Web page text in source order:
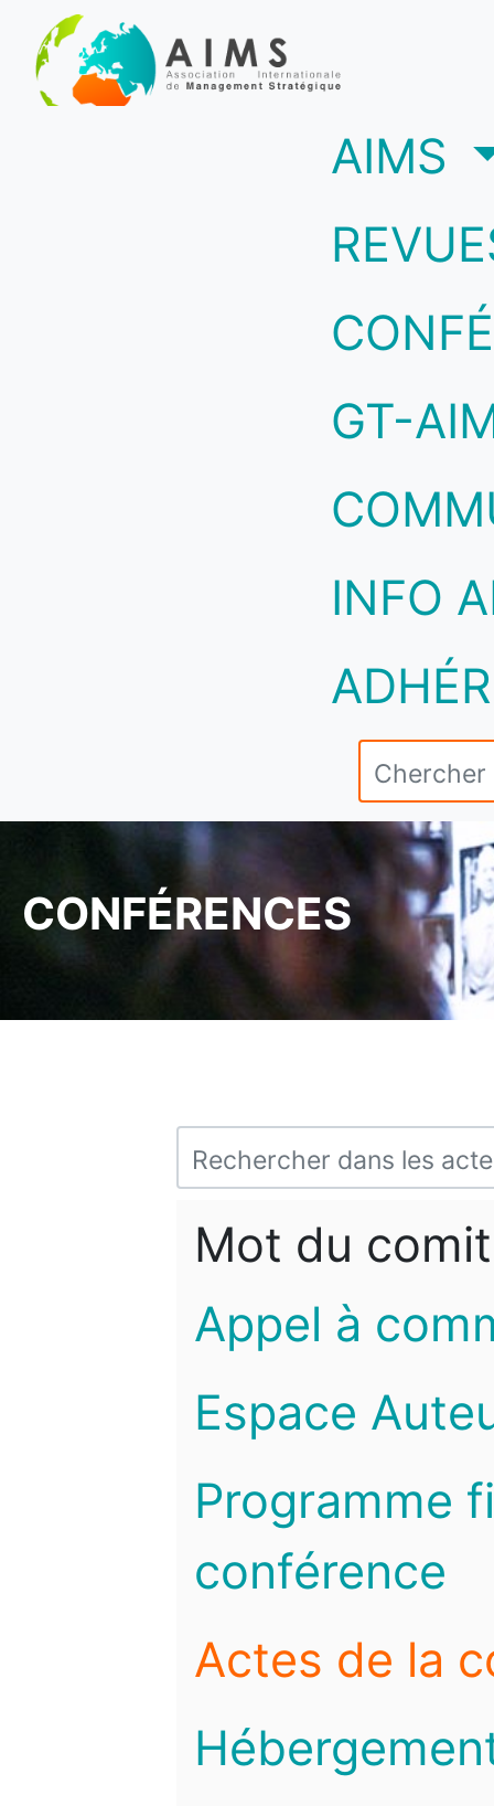
AIMS
GT-
INFO
CONFÉRENCES
Mot du
Appel à
Espace
Programme
conférence
Actes de la